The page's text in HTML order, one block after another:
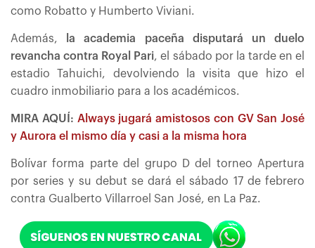
como Robatto y Humberto Viviani.
Además,
la academia paceña disputará un duelo
revancha contra Royal Pari, el sábado por la tarde en el
estadio Tahuichi, devolviendo la visita que hizo el
cuadro inmobiliario para a los académicos.
MIRA AQUÍ: Always jugará amistosos con GV San José
y Aurora el mismo día y casi a la misma hora
Bolívar forma parte del grupo D del torneo Apertura
por series y su debut se dará el sábado 17 de febrero
contra Gualberto Villarroel San José, en La Paz.